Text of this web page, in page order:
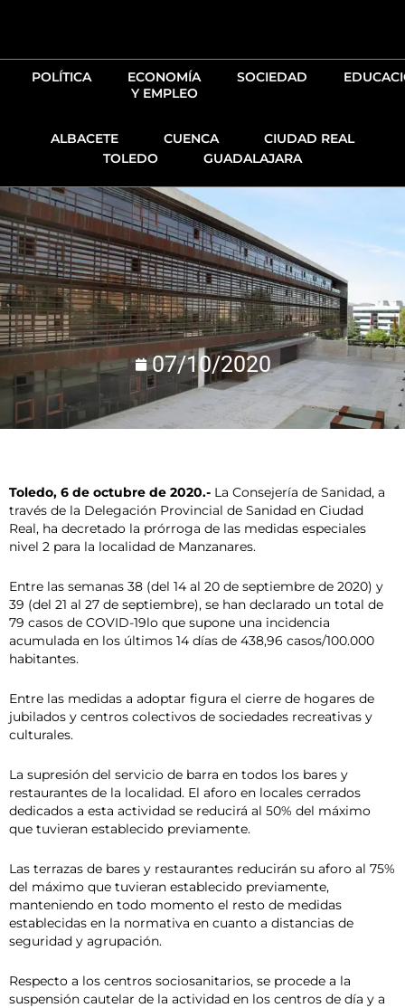
POLÍTICA
ECONOMÍA
Y EMPLEO
SOCIEDAD
ALBACETE CUENCA
CIUDAD REAL
TOLEDO
GUADALAJARA
07/10/2020
Toledo, 6 de octubre de 2020.- La Consejería de Sanidad, a
través de la Delegación Provincial de Sanidad en Ciudad
Real, ha decretado la prórroga de las medidas especiales
nivel 2 para la localidad de Manzanares.
Entre las semanas 38 (del 14 al 20 de septiembre de 2020) y
39 (del 21 al 27 de septiembre), se han declarado un total de
79 casos de COVID-19lo que supone una incidencia
acumulada en los últimos 14 días de 438,96 casos/100.000
habitantes.
Entre las medidas a adoptar figura el cierre de hogares de
jubilados y centros colectivos de sociedades recreativas y
culturales.
La supresión del servicio de barra en todos los bares y
restaurantes de la localidad. El aforo en locales cerrados
dedicados a esta actividad se reducirá al 50% del máximo
que tuvieran establecido previamente.
Las terrazas de bares y restaurantes reducirán su aforo al 75%
del máximo que tuvieran establecido previamente,
manteniendo en todo momento el resto de medidas
establecidas en la normativa en cuanto a distancias de
seguridad y agrupación.
Respecto a los centros sociosanitarios, se procede a la
suspensión cautelar de la actividad en los centros de día y a